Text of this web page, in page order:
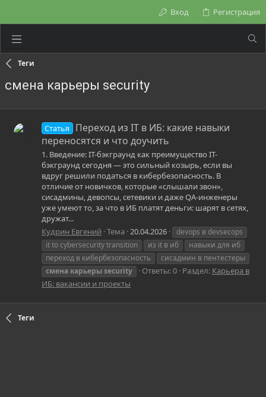
Вход Регистрация
Теги
смена карьеры security
Статья
Переход из IT в ИБ: какие навыки
переносятся и что доучить
1. Введение: IT-бэкграунд как преимущество IT-
бэкграунд сегодня — это сильный козырь, если вы
вдруг решили податься в кибербезопасность. В
отличие от новичков, которые «слышали звон»,
сисадмины, девопсы, сетевики и даже QA-инженеры
уже умеют то, за что в ИБ платят деньги: шарят в сетях,
дружат...
Кудрин Евгений Тема 20.04.2026
devops в devsecops
it to cybersecurity transition
из it в иб
навыки для иб
переход в кибербезопасность
сисадмин в пентестеры
смена карьеры security Ответы: 0 Раздел: Карьера в
ИБ: вакансии и проекты
Теги